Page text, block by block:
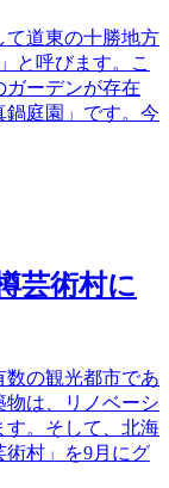
て道東の十勝地方
と呼びます。こ
ガーデンが存在
鍋庭園」です。今
芸術村に
数の観光都市であ
物は、リノベーシ
す。そして、北海
村」を9月にグ